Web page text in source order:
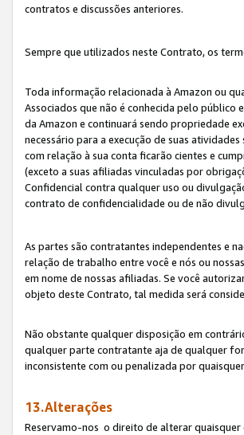
contratos e discussões anteriores.
Sempre que utilizados neste Contrato, os
Toda informação relacionada à Amazon ou
Associados que não é conhecida pelo público
da Amazon e continuará sendo propriedade
necessário para a execução de suas
com relação à sua conta ficarão cientes e
(exceto a suas afiliadas vinculadas por
Confidencial contra qualquer uso ou
contrato de confidencialidade ou de não
As partes são contratantes independentes e
relação de trabalho entre você e nós ou
em nome de nossas afiliadas. Se você
objeto deste Contrato, tal medida será
Não obstante qualquer disposição em
qualquer parte contratante aja de qualquer
inconsistente com ou penalizada por
13.Alterações
Reservamo-nos o direito de alterar